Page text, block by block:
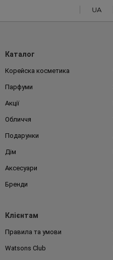
UA
Каталог
Корейска косметика
Парфуми
Акції
Обличчя
Подарунки
Дім
Аксесуари
Бренди
Клієнтам
Правила та умови
Watsons Club